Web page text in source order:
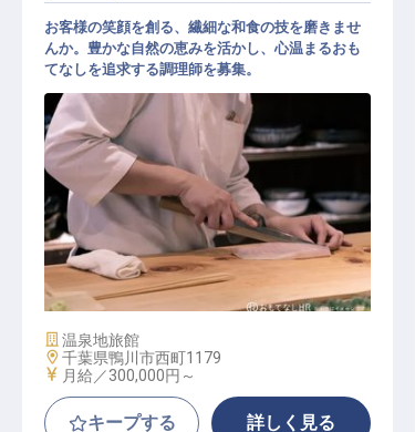
和食調理師：和食調理
お客様の笑顔を創る、繊細な和食の技を磨きませ
んか。豊かな自然の恵みを活かし、心温まるおも
てなしを追求する調理師を募集。
施設業態
温泉地旅館
勤務地
千葉県鴨川市西町1179
給与
月給／300,000円～
キープする 詳しく見る